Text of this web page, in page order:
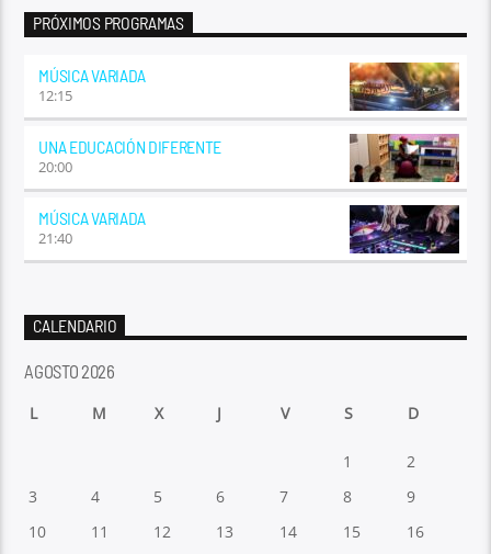
PRÓXIMOS PROGRAMAS
MÚSICA VARIADA
12:15
UNA EDUCACIÓN DIFERENTE
20:00
MÚSICA VARIADA
21:40
CALENDARIO
AGOSTO 2026
L M X J V S D
1
2
3
4 5 6 7 8
9
10
11 12 13 14 15
16